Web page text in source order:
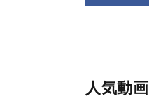
人気動画